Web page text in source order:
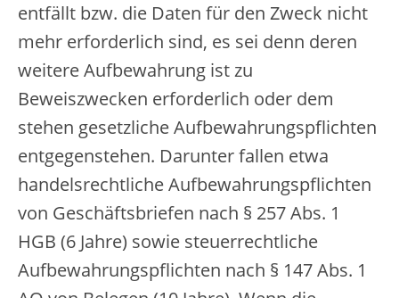
entfällt bzw. die Daten für den Zweck nicht
mehr erforderlich sind, es sei denn deren
weitere Aufbewahrung ist zu
Beweiszwecken erforderlich oder dem
stehen gesetzliche Aufbewahrungspflichten
entgegenstehen. Darunter fallen etwa
handelsrechtliche Aufbewahrungspflichten
von Geschäftsbriefen nach § 257 Abs. 1
HGB (6 Jahre) sowie steuerrechtliche
Aufbewahrungspflichten nach § 147 Abs. 1